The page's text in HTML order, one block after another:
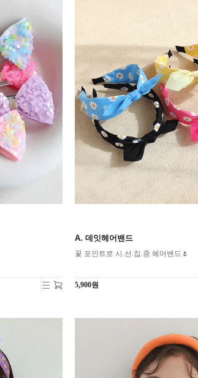
A. 데잇헤어밴드
꽃 포인트로 시.선.집.중 헤어밴드🌷
5,900원